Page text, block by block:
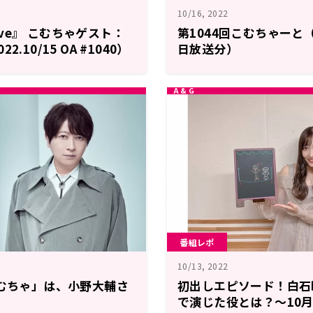
こむちゃゲスト：
15 OA #1040）
10/16, 2022
第1044回こむちゃーと
日放送分）
ゃ」は、小野大輔さ
番組レポ
10/13, 2022
初出しエピソード！白
で演じた役とは？～10